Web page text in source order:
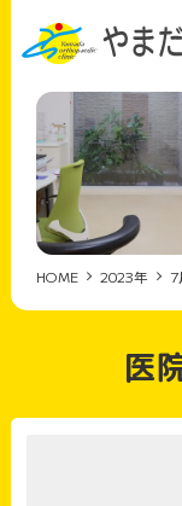
HOME 2023年 7
医